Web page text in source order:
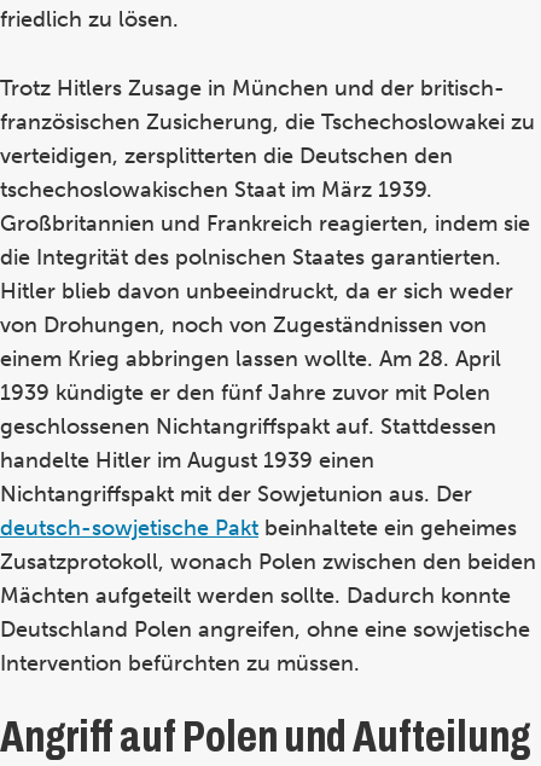
friedlich zu lösen.
Trotz Hitlers Zusage in München und der britisch-
französischen Zusicherung, die Tschechoslowakei zu
verteidigen, zersplitterten die Deutschen den
tschechoslowakischen Staat im März 1939.
Großbritannien und Frankreich reagierten, indem sie
die Integrität des polnischen Staates garantierten.
Hitler blieb davon unbeeindruckt, da er sich weder
von Drohungen, noch von Zugeständnissen von
einem Krieg abbringen lassen wollte. Am 28. April
1939 kündigte er den fünf Jahre zuvor mit Polen
geschlossenen Nichtangriffspakt auf. Stattdessen
handelte Hitler im August 1939 einen
Nichtangriffspakt mit der Sowjetunion aus. Der
deutsch-sowjetische Pakt beinhaltete ein geheimes
Zusatzprotokoll, wonach Polen zwischen den beiden
Mächten aufgeteilt werden sollte. Dadurch konnte
Deutschland Polen angreifen, ohne eine sowjetische
Intervention befürchten zu müssen.
Angriff auf Polen und Aufteilung